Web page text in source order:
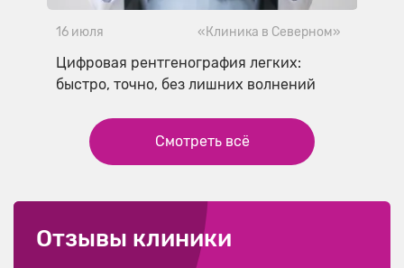
16 июля «Клиника в Северном»
Цифровая рентгенография легких:
быстро, точно, без лишних волнений
Смотреть всё
Отзывы клиники